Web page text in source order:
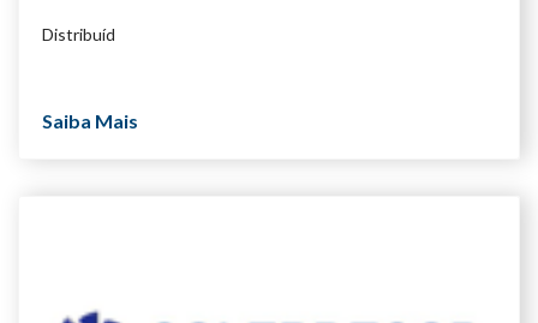
Distribuíd
Saiba Mais